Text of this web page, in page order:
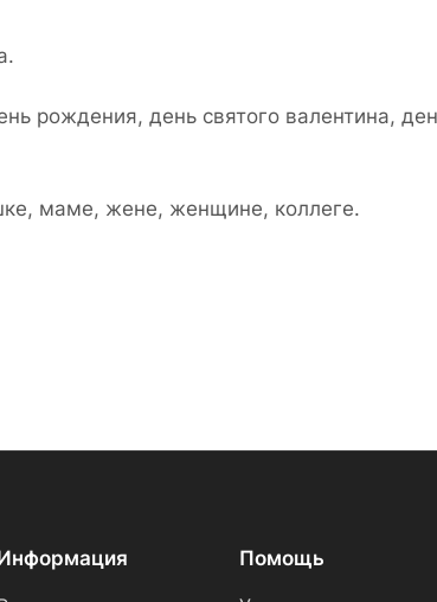
рождения, день святого валентина,
маме, жене, женщине, коллеге.
Помощь